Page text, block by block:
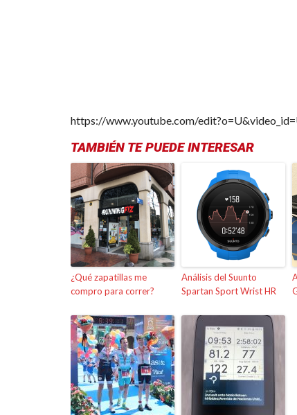
https://www.youtube.com/
TAMBIÉN TE PUEDE INTERESAR
¿Qué zapatillas me
compro para correr?
Análisis del Suunto
Spartan Sport Wrist HR